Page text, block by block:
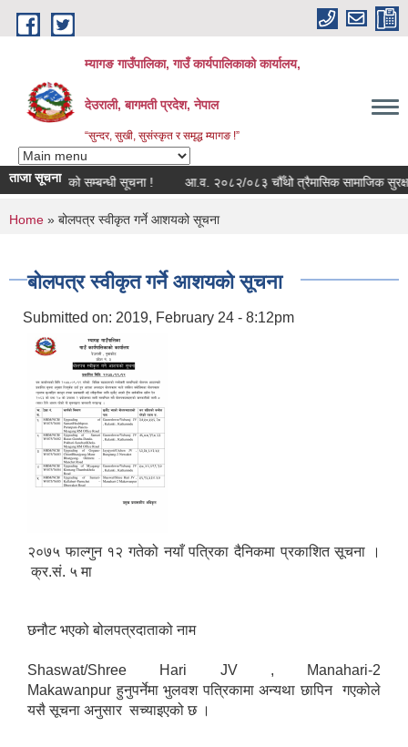
Skip to main content
म्यागङ गाउँपालिका, गाउँ कार्यपालिकाको कार्यालय,
देउराली, बागमती प्रदेश, नेपाल
“सुन्दर, सुखी, सुसंस्कृत र समृद्ध म्यागङ !”
ताजा सूचना
बन्द रहेको सम्बन्धी सूचना ! आ.व. २०८२/०८३ चौँथो त्रैमासिक सामाजिक सुरक्षा
You are here
Home » बोलपत्र स्वीकृत गर्ने आशयको सूचना
बोलपत्र स्वीकृत गर्ने आशयको सूचना
Submitted on: 2019, February 24 - 8:12pm
२०७५ फाल्गुन १२ गतेको नयाँ पत्रिका दैनिकमा प्रकाशित सूचना ।
क्र.सं. ५ मा
छनौट भएको बोलपत्रदाताको नाम
Shaswat/Shree Hari JV , Manahari-2
Makawanpur हुनुपर्नेमा भुलवश पत्रिकामा अन्यथा छापिन गएकोले
यसै सूचना अनुसार सच्याइएको छ ।